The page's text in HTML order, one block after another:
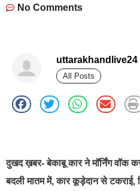
No Comments
uttarakhandlive24
All Posts
दुखद ख़बर- बेकाबू कार ने मॉर्निंग वॉक
बदली मातम में, कार कूड़ेदान से